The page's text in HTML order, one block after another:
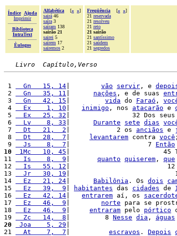
Índice
Ajuda
Imprimir
Biblioteca
IntraText
Èulogos
Alfabética [« »]
sairá 46
saíra 3
saíram 138
sairão 21
sairei 5
saírem 17
sairemos 2
Freqüência [« »]
21 reservada
21 resolveu
21 reto
21 sairão
21 santíssimo
21 saúdem
21 segredos
Livro  Capítulo,Verso
1
  Gn   15, 14
vão servir , e
2
  Gn   35, 11
nações , e de suas
3
  Gn   42, 15
vida do Faraó ,
4
  Ex    1, 10
inimigo , nos atacarão e
5
  Ex   25, 32
|                32 Dos seus
6
  Lv    8, 33
Durante sete dias
7
  Dt   21,  2
|            2 os anciãos e
8
  Dt   28,  7
levantarem contra você
9
  Js    8,  7
|                    7 Então
10
1Mc   10, 45 |                        45
11
  Is    8,  9
quanto quiserem , que
12
  Is   55, 12
|                         12
13
  Jr   30, 19
|
14
  Ez   21, 24
Babilônia . Os dois
15
  Ez   39,  9
habitantes das cidades de
16
  Ez   42, 14
entrarem aí, os
17
  Ez   46,  9
norte para se
18
  Ez   46,  9
entraram pelo pórtico
19
  Zc   14,  8
|         8 Nesse dia , águas
20
Joa    5, 29 |
21
  At    7,  7
escravos . Depois